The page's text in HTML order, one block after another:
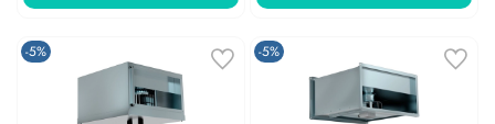
-5% -5%